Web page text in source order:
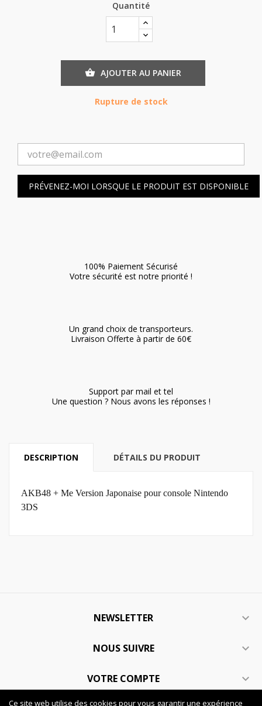
Quantité
 AJOUTER AU PANIER
Rupture de stock
PRÉVENEZ-MOI LORSQUE LE PRODUIT EST DISPONIBLE
100% Paiement Sécurisé
Votre sécurité est notre priorité !
Un grand choix de transporteurs.
Livraison Offerte à partir de 60€
Support par mail et tel
Une question ? Nous avons les réponses !
DESCRIPTION DÉTAILS DU PRODUIT
AKB48 + Me Version Japonaise pour console Nintendo
3DS
NEWSLETTER 
NOUS SUIVRE 
VOTRE COMPTE 
Ce site web utilise des cookies pour vous garantir une expérience